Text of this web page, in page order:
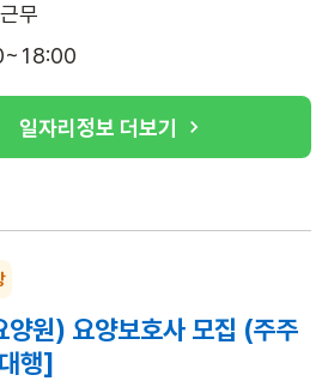
무
일자리정보 더보기
원) 요양보호사 모집 (주주
행]